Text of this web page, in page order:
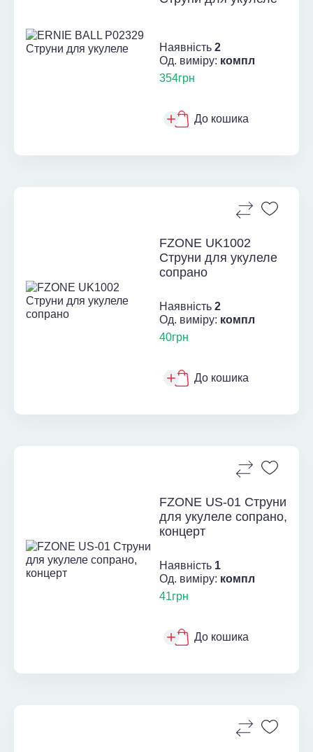
Наявність 2
Од. виміру: компл
354грн
До кошика
FZONE UK1002
Струни для укулеле
сопрано
Наявність 2
Од. виміру: компл
40грн
До кошика
FZONE US-01 Струни
для укулеле сопрано,
концерт
Наявність 1
Од. виміру: компл
41грн
До кошика